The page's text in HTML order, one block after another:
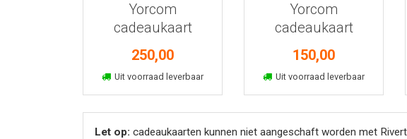
Yorcom
cadeaukaart
250,00
Uit voorraad leverbaar
In winkelmand
Yorcom
cadeaukaart
150,00
Uit voorraad leverbaar
In winkelmand
Let op: cadeaukaarten kunnen niet aangeschaft worden met